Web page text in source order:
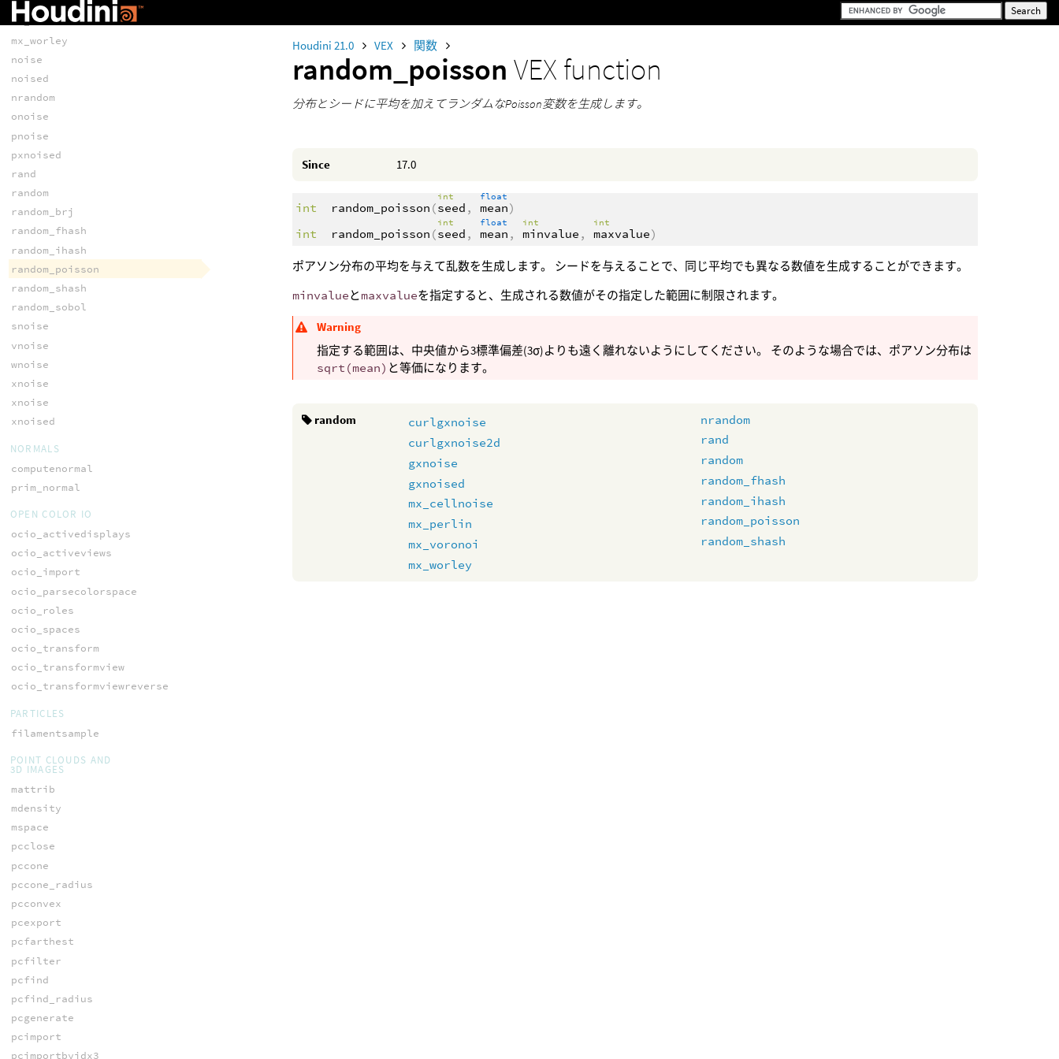
Houdini 21.0 VEX 関数
random_poissonVEX function
分布とシードに平均を加えてランダムなPoisson変数を生成します。
Since 17.0
int random_poisson (
int
seed ,
float
mean)
int
random_poisson (
int
seed ,
float
mean ,
int
minvalue ,
int
maxvalue)
ポアソン分布の平均を与えて乱数を生成します。 シードを与えることで、同じ平均でも異なる数値を生成することができます。
minvalueと maxvalueを指定すると、生成される数値がその指定した範囲に制限されます。
Warning
指定する範囲は、中央値から3標準偏差(3σ)よりも遠く離れないようにしてください。 そのような場合では、ポアソン分布は
sqrt(mean) と等価になります。
random
curlgxnoise
curlgxnoise2d
gxnoise
gxnoised
mx_cellnoise
mx_perlin
mx_voronoi
mx_worley
nrandom
rand
random
random_fhash
random_ihash
random_poisson
random_shash
mx_voronoi
mx_worley
noise
noised
nrandom
onoise
pnoise
pxnoised
rand
random
random_brj
random_fhash
random_ihash
random_poisson
random_shash
random_sobol
snoise
vnoise
wnoise
xnoise
xnoise
xnoised
NORMALS
computenormal
prim_normal
OPEN COLOR IO
ocio_activedisplays
ocio_activeviews
ocio_import
ocio_parsecolorspace
ocio_roles
ocio_spaces
ocio_transform
ocio_transformview
ocio_transformviewreverse
PARTICLES
filamentsample
POINT CLOUDS AND
3D IMAGES
mattrib
mdensity
mspace
pcclose
pccone
pccone_radius
pcconvex
pcexport
pcfarthest
pcfilter
pcfind
pcfind_radius
pcgenerate
pcimport
pcimportbyidx3